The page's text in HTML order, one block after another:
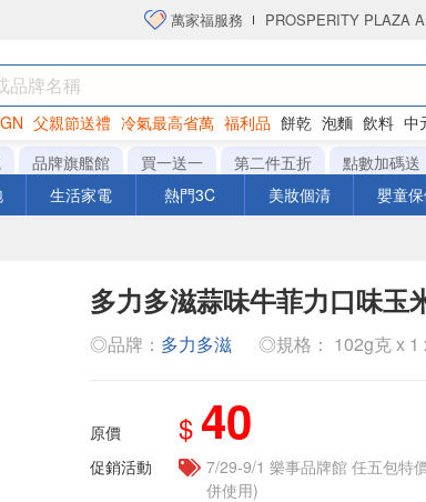
萬家福服務 PROSPERITY PLAZA
父親節送禮 冷氣最高省萬 福利品 餅乾 泡麵 飲料 中
洋芋片
品牌旗艦館 買一送一 第二件五折 點數加碼送
生活家電 熱門3C 美妝個清 嬰童
多力多滋蒜味牛菲力口味玉
◎品牌： 多力多滋 ◎規格： 102g克 x 1
原價 $ 40
促銷活動
7/29-9/1 樂事品牌館 任五包特
併使用)